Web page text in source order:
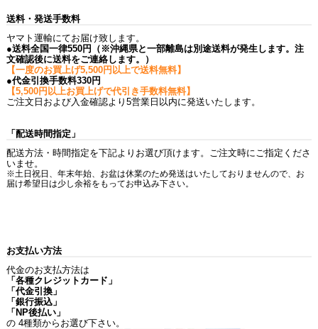
送料・発送手数料
ヤマト運輸にてお届け致します。
●送料全国一律550円（※沖縄県と一部離島は別途送料が発生します。注
文確認後に送料をご連絡します。）
【一度のお買上げ5,500円以上で送料無料】
●代金引換手数料330円
【5,500円以上お買上げで代引き手数料無料】
ご注文日および入金確認より5営業日以内に発送いたします。
「配送時間指定」
配送方法・時間指定を下記よりお選び頂けます。ご注文時にご指定くださ
いませ。
※土日祝日、年末年始、お盆は休業のため発送はいたしておりませんので、お
届け希望日は少し余裕をもってお申込み下さい。
お支払い方法
代金のお支払方法は
「各種クレジットカード」
「代金引換」
「銀行振込」
「NP後払い」
の 4種類からお選び下さい。